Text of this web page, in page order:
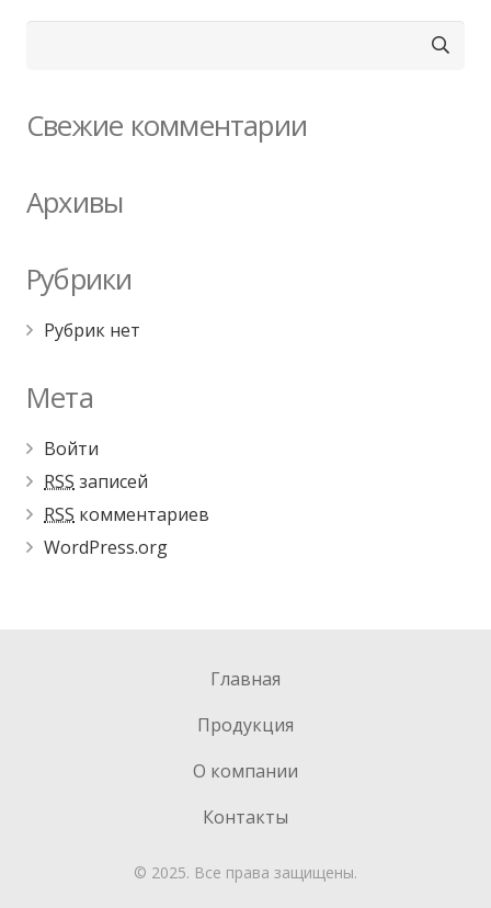
Свежие комментарии
Архивы
Рубрики
Рубрик нет
Мета
Войти
RSS записей
RSS комментариев
WordPress.org
Главная
Продукция
О компании
Контакты
© 2025. Все права защищены.